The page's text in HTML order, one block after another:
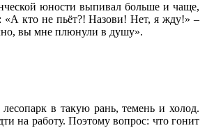
юности выпивал больше и чаще,
«А кто не пьёт?! Назови! Нет, я жду!» –
вы мне плюнули в душу».
в такую рань, темень и холод.
на работу. Поэтому вопрос: что гонит